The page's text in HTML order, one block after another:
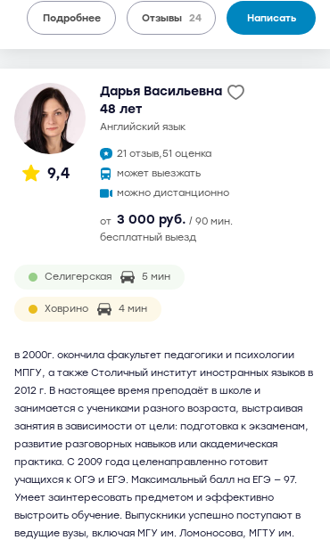
Подробнее Отзывы 24 Написать
9,4
Дарья Васильевна
48 лет
английский язык
21 отзыв,51 оценка
может выезжать
можно дистанционно
от 3 000 руб. / 90 мин.
бесплатный выезд
Селигерская 5 мин
Ховрино 4 мин
в 2000г. окончила факультет педагогики и психологии
МПГУ, а также Столичный институт иностранных языков в
2012 г. В настоящее время преподаёт в школе и
занимается с учениками разного возраста, выстраивая
занятия в зависимости от цели: подготовка к экзаменам,
развитие разговорных навыков или академическая
практика. С 2009 года целенаправленно готовит
учащихся к ОГЭ и ЕГЭ. Максимальный балл на ЕГЭ — 97.
Умеет заинтересовать предметом и эффективно
выстроить обучение. Выпускники успешно поступают в
ведущие вузы, включая МГУ им. Ломоносова, МГТУ им.